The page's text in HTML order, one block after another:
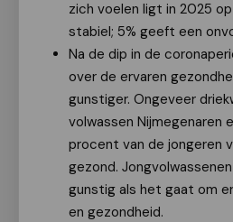
zich voelen ligt in 2025
stabiel; 5% geeft een
Na de dip in de
over de ervaren
gunstiger. Ongeveer
volwassen Nijmegenaren
procent van de jongeren
gezond.
gunstig als het gaat om
en gezondheid.